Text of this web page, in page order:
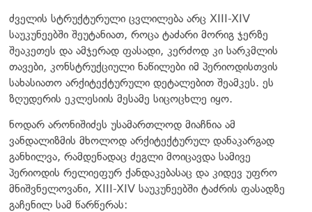
ძველის სტრუქტურული ცვლილება არც XIII-XIV
საუკუნეებში შეუტანიათ, როცა ტაძარი მორიგ ჯერზე
შეაკეთეს და ამჯერად ფასადი, კერძოდ კი სარკმლის
თავები, კონსტრუქციული ნაწილები იმ პერიოდისთვის
სახასიათო არქიტექტურული დეტალებით შეამკეს. ეს
ზღუდერის ეკლესიის მესამე სიცოცხლე იყო.
ნოდარ არონიშიძეს უსამართლოდ მიაჩნია ამ
ვანდალიზმის მხოლოდ არქიტექტურულ დანაკარგად
განხილვა, რამდენადაც ძეგლი მოიცავდა სამივე
პერიოდის რელიეფურ ქანდაკებასაც და კიდევ უფრო
მნიშვნელოვანი, XIII-XIV საუკუნეებში ტაძრის ფასადზე
გაჩენილ სამ წარწერას: